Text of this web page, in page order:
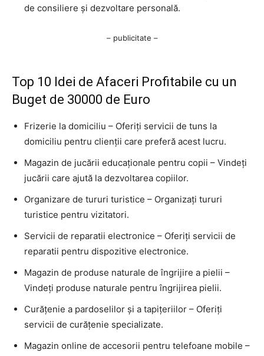
de consiliere și dezvoltare personală.
– publicitate –
Top 10 Idei de Afaceri Profitabile cu un
Buget de 30000 de Euro
Frizerie la domiciliu – Oferiți servicii de tuns la
domiciliu pentru clienții care preferă acest lucru.
Magazin de jucării educaționale pentru copii – Vindeți
jucării care ajută la dezvoltarea copiilor.
Organizare de tururi turistice – Organizați tururi
turistice pentru vizitatori.
Servicii de reparatii electronice – Oferiți servicii de
reparatii pentru dispozitive electronice.
Magazin de produse naturale de îngrijire a pielii –
Vindeți produse naturale pentru îngrijirea pielii.
Curățenie a pardoselilor și a tapițeriilor – Oferiți
servicii de curățenie specializate.
Magazin online de accesorii pentru telefoane mobile –